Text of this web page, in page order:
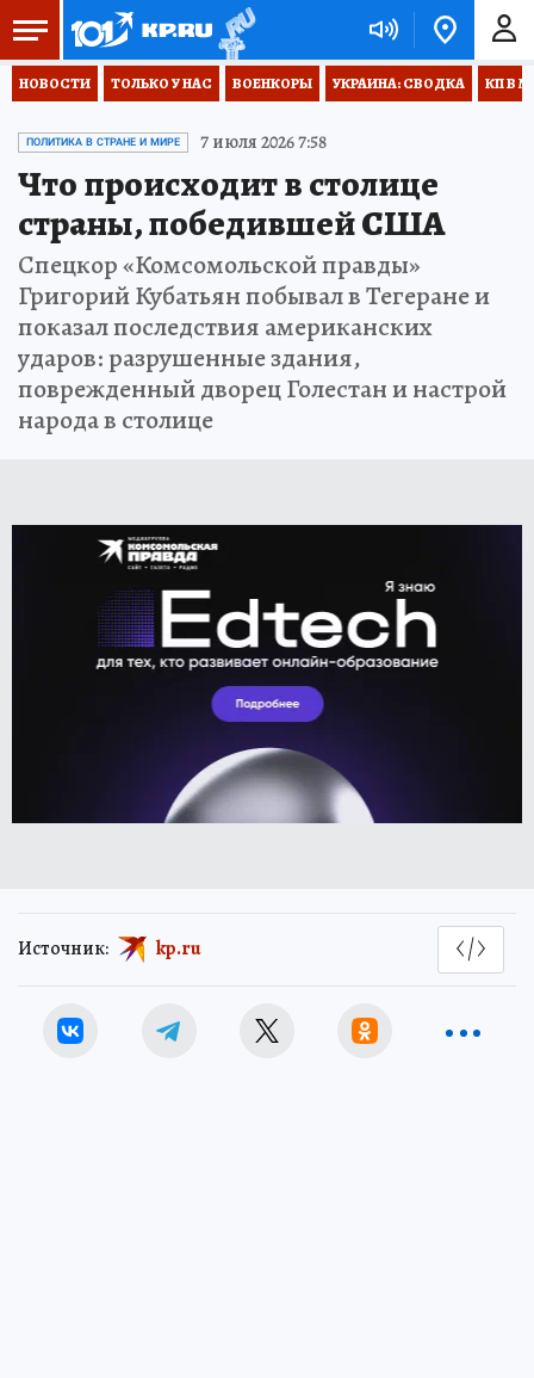
НОВОСТИ ТОЛЬКО У НАС ВОЕНКОРЫ УКРАИНА: СВОДКА КП В
ПОЛИТИКА В СТРАНЕ И МИРЕ 7 июля 2026 7:58
Что происходит в столице
страны, победившей США
Спецкор «Комсомольской правды»
Григорий Кубатьян побывал в Тегеране и
показал последствия американских
ударов: разрушенные здания,
поврежденный дворец Голестан и настрой
народа в столице
Источник: kp.ru